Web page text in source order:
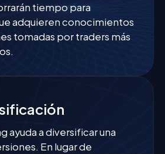
tiempo para
adquieren conocimientos
tomadas por traders más
ayuda a diversificar una
En lugar de